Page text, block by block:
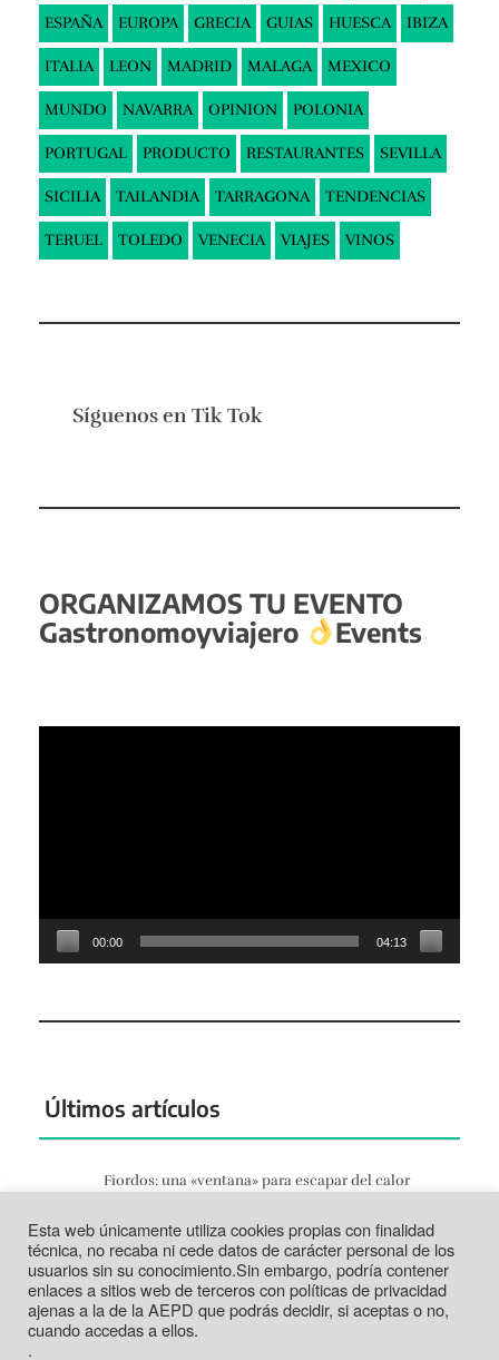
ESPAÑA EUROPA GRECIA GUIAS HUESCA IBIZA
ITALIA LEON MADRID MALAGA MEXICO
MUNDO NAVARRA OPINION POLONIA
PORTUGAL PRODUCTO RESTAURANTES SEVILLA
SICILIA TAILANDIA TARRAGONA TENDENCIAS
TERUEL TOLEDO VENECIA VIAJES VINOS
Síguenos en Tik Tok
ORGANIZAMOS TU EVENTO
Gastronomoyviajero
Events
00:00 04:13
Últimos artículos
Fiordos: una «ventana» para escapar del calor
Tortosa: la vida según el Ebro
Jun 21, 2026
Tabarca: más que un trozo de piedra
Jun 14, 2026
Esta web únicamente utiliza cookies propias con finalidad
técnica, no recaba ni cede datos de carácter personal de los
usuarios sin su conocimiento.Sin embargo, podría contener
enlaces a sitios web de terceros con políticas de privacidad
ajenas a la de la AEPD que podrás decidir, si aceptas o no,
cuando accedas a ellos.
.